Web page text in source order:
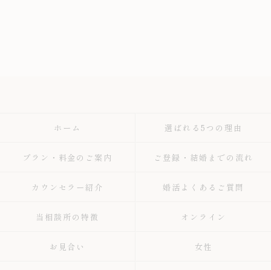
ホーム 選ばれる5つの理由
プラン・料金のご案内 ご登録・結婚までの流れ
カウンセラー紹介 婚活よくあるご質問
当相談所の特徴 オンライン
お見合い 女性